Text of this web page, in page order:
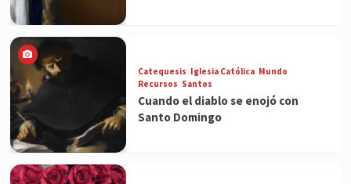
Catequesis Iglesia Católica Mundo
Recursos Santos
Cuando el diablo se enojó con
Santo Domingo